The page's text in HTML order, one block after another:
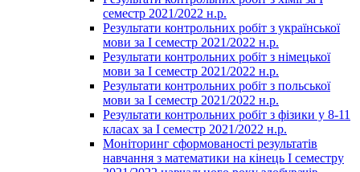
семестр 2021/2022 н.р.
Результати контрольних робіт з української
мови за І семестр 2021/2022 н.р.
Результати контрольних робіт з німецької
мови за І семестр 2021/2022 н.р.
Результати контрольних робіт з польської
мови за І семестр 2021/2022 н.р.
Результати контрольних робіт з фізики у 8-11
класах за І семестр 2021/2022 н.р.
Моніторинг сформованості результатів
навчання з математики на кінець І семестру